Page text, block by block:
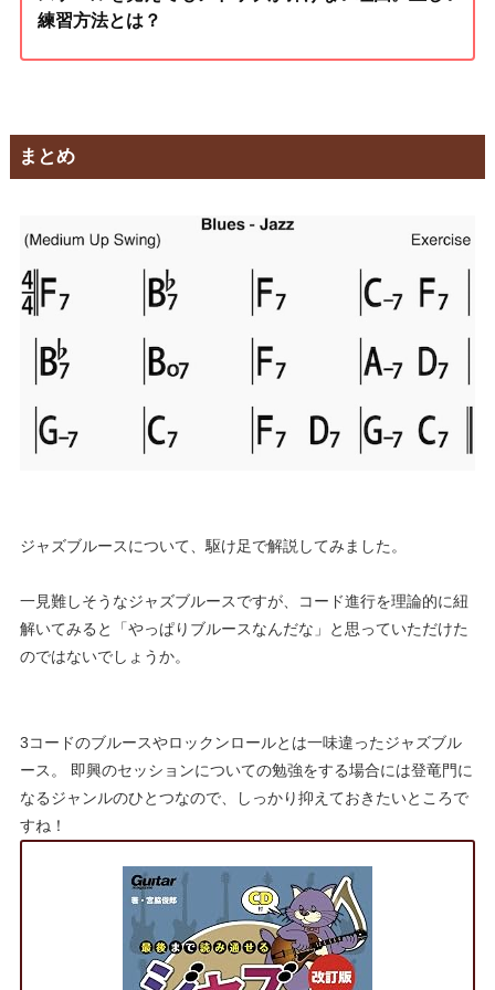
練習方法とは？
まとめ
ジャズブルースについて、駆け足で解説してみました。
一見難しそうなジャズブルースですが、コード進行を理論的に紐
解いてみると「やっぱりブルースなんだな」と思っていただけた
のではないでしょうか。
3コードのブルースやロックンロールとは一味違ったジャズブル
ース。 即興のセッションについての勉強をする場合には登竜門に
なるジャンルのひとつなので、しっかり抑えておきたいところで
すね！